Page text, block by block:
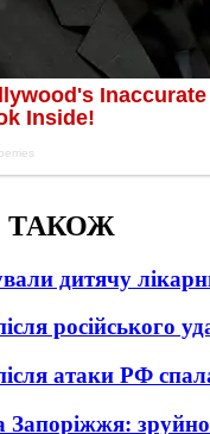
ТАКОЖ
дитячу
російського
атаки РФ